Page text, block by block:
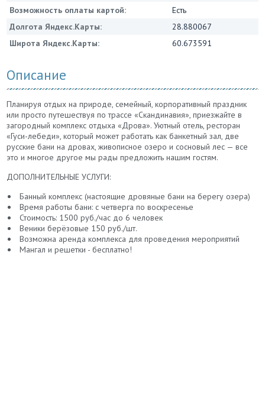
Возможность оплаты картой:
Есть
Долгота Яндекс.Карты:
28.880067
Широта Яндекс.Карты:
60.673591
Описание
Планируя отдых на природе, семейный, корпоративный праздник
или просто путешествуя по трассе «Скандинавия», приезжайте в
загородный комплекс отдыха «Дрова». Уютный отель, ресторан
«Гуси-лебеди», который может работать как банкетный зал, две
русские бани на дровах, живописное озеро и сосновый лес — все
это и многое другое мы рады предложить нашим гостям.
ДОПОЛНИТЕЛЬНЫЕ УСЛУГИ:
Банный комплекс (настоящие дровяные бани на берегу озера)
Время работы бани: с четверга по воскресенье
Стоимость: 1500 руб./час до 6 человек
Веники берёзовые 150 руб./шт.
Возможна аренда комплекса для проведения мероприятий
Мангал и решетки - бесплатно!